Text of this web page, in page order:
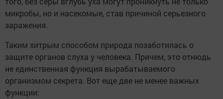
микробы, но и насекомые, став причиной серьезного
заражения.
Таким хитрым способом природа позаботилась о
защите органов слуха у человека. Причем, это отнюдь
не единственная функция вырабатываемого
организмом секрета. Вот еще две не менее важных
функции: